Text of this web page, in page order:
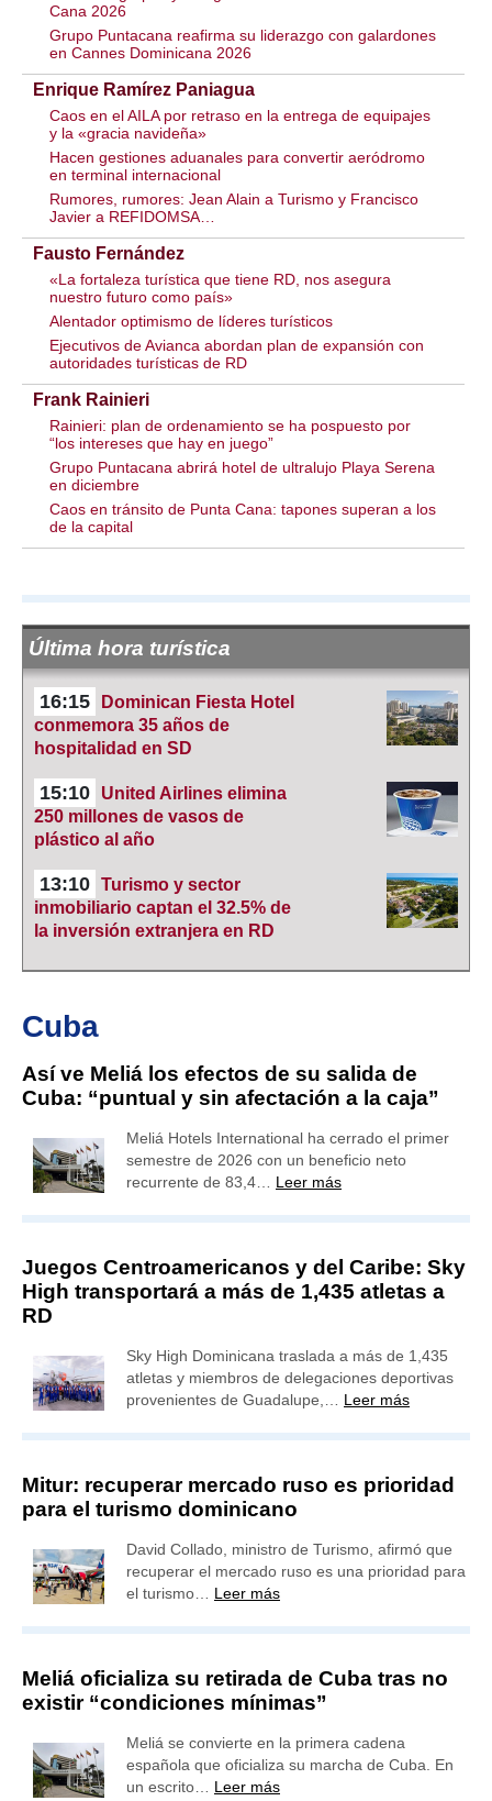
Cana 2026
Grupo Puntacana reafirma su liderazgo con galardones
en Cannes Dominicana 2026
Enrique Ramírez Paniagua
Caos en el AILA por retraso en la entrega de equipajes
y la «gracia navideña»
Hacen gestiones aduanales para convertir aeródromo
en terminal internacional
Rumores, rumores: Jean Alain a Turismo y Francisco
Javier a REFIDOMSA…
Fausto Fernández
«La fortaleza turística que tiene RD, nos asegura
nuestro futuro como país»
Alentador optimismo de líderes turísticos
Ejecutivos de Avianca abordan plan de expansión con
autoridades turísticas de RD
Frank Rainieri
Rainieri: plan de ordenamiento se ha pospuesto por
“los intereses que hay en juego”
Grupo Puntacana abrirá hotel de ultralujo Playa Serena
en diciembre
Caos en tránsito de Punta Cana: tapones superan a los
de la capital
Última hora turística
16:15
Dominican Fiesta Hotel
conmemora 35 años de
hospitalidad en SD
15:10
United Airlines elimina
250 millones de vasos de
plástico al año
13:10 Turismo y sector
inmobiliario captan el 32.5% de
la inversión extranjera en RD
Cuba
Así ve Meliá los efectos de su salida de
Cuba: “puntual y sin afectación a la caja”
Meliá Hotels International ha cerrado el primer
semestre de 2026 con un beneficio neto
recurrente de 83,4… Leer más
Juegos Centroamericanos y del Caribe: Sky
High transportará a más de 1,435 atletas a
RD
Sky High Dominicana traslada a más de 1,435
atletas y miembros de delegaciones deportivas
provenientes de Guadalupe,… Leer más
Mitur: recuperar mercado ruso es prioridad
para el turismo dominicano
David Collado, ministro de Turismo, afirmó que
recuperar el mercado ruso es una prioridad para
el turismo… Leer más
Meliá oficializa su retirada de Cuba tras no
existir “condiciones mínimas”
Meliá se convierte en la primera cadena
española que oficializa su marcha de Cuba. En
un escrito… Leer más